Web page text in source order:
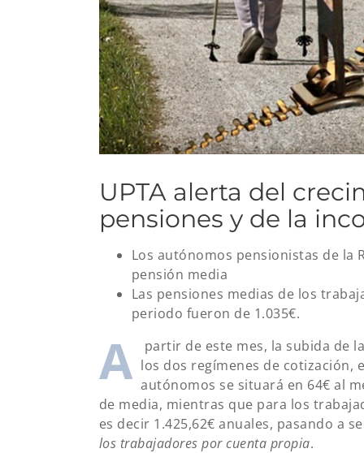
UPTA alerta del
pensiones y de la
Los autónomos pensionistas de la
pensión media
Las pensiones medias de los
periodo fueron de 1.035€.
A
partir de este mes, la subida de
los dos regímenes de cotización,
autónomos se situará en 64€ al
de media, mientras que para los
es decir 1.425,62€ anuales, pasando a
los trabajadores por cuenta propia.